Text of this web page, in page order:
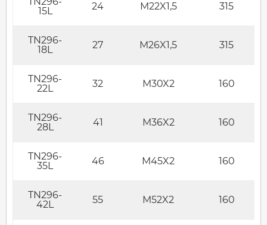
15L
24 M22X1,5 315
TN296-
18L
27 M26X1,5 315
TN296-
22L
32 M30X2 160
TN296-
28L
41 M36X2 160
TN296-
35L
46 M45X2 160
TN296-
42L
55 M52X2 160